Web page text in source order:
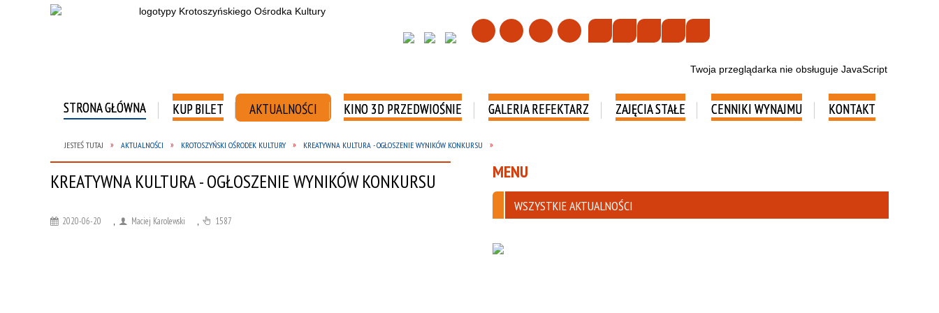
Twoja przeglądarka nie obsługuje JavaScript
STRONA GŁÓWNA KUP BILET AKTUALNOŚCI KINO 3D PRZEDWIOŚNIE GALERIA REFEKTARZ ZAJĘCIA STAŁE CENNIKI WYNAJMU KONTAKT
JESTEŚ TUTAJ AKTUALNOŚCI KROTOSZYŃSKI OŚRODEK KULTURY KREATYWNA KULTURA - OGŁOSZENIE WYNIKÓW KONKURSU
KREATYWNA KULTURA - OGŁOSZENIE WYNIKÓW KONKURSU
2020-06-20 Maciej Karolewski 1587
MENU
WSZYSTKIE AKTUALNOŚCI